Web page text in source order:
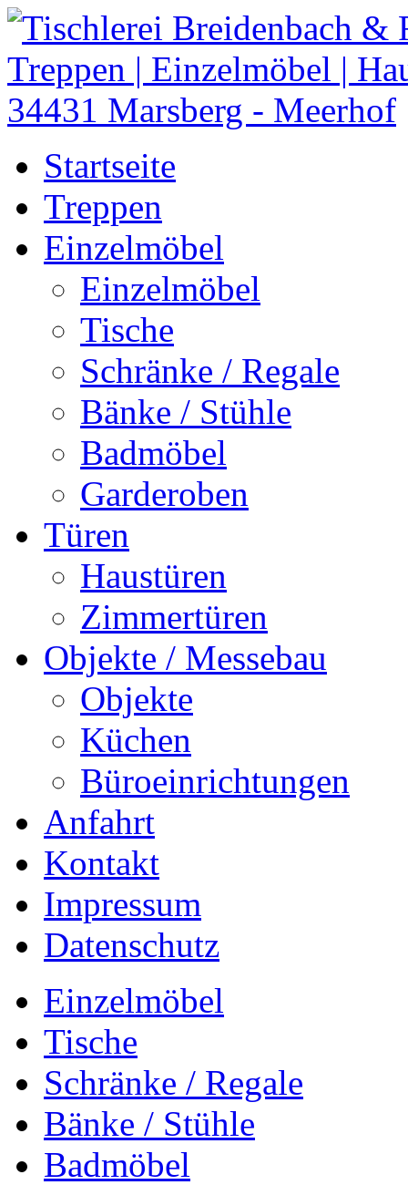
Startseite
Treppen
Einzelmöbel
Einzelmöbel
Tische
Schränke / Regale
Bänke / Stühle
Badmöbel
Garderoben
Türen
Haustüren
Zimmertüren
Objekte / Messebau
Objekte
Küchen
Büroeinrichtungen
Anfahrt
Kontakt
Impressum
Datenschutz
Einzelmöbel
Tische
Schränke / Regale
Bänke / Stühle
Badmöbel